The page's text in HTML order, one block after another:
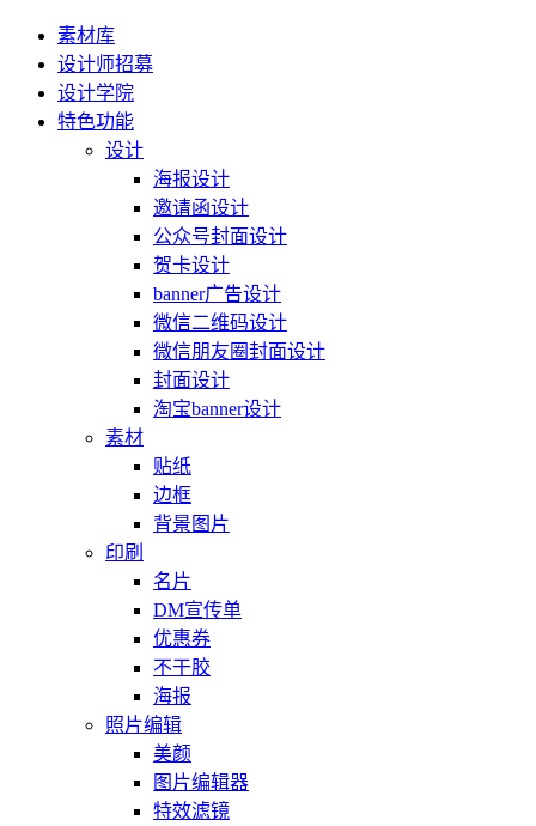
素材库
设计师招募
设计学院
特色功能
设计
海报设计
邀请函设计
公众号封面设计
贺卡设计
banner广告设计
微信二维码设计
微信朋友圈封面设计
封面设计
淘宝banner设计
素材
贴纸
边框
背景图片
印刷
名片
DM宣传单
优惠券
不干胶
海报
照片编辑
美颜
图片编辑器
特效滤镜